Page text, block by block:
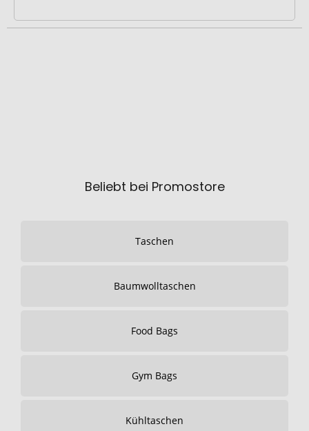
Beliebt bei Promostore
Taschen
Baumwolltaschen
Food Bags
Gym Bags
Kühltaschen